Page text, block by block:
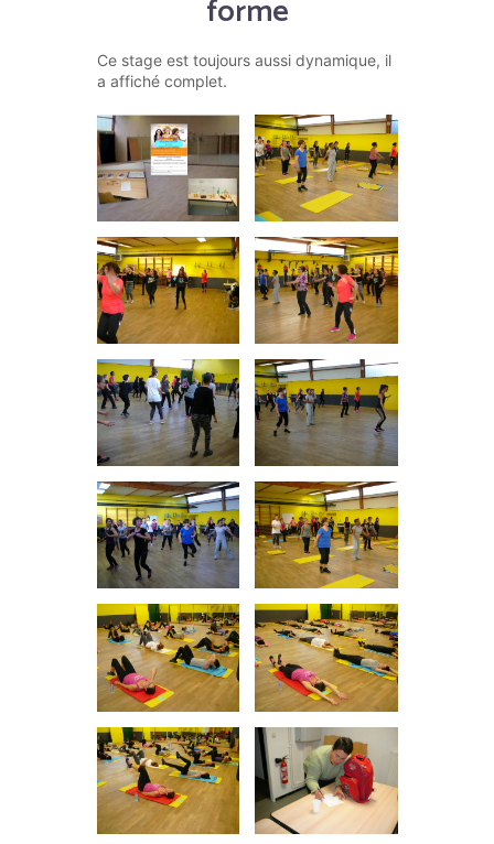
forme
Ce stage est toujours aussi dynamique, il
a affiché complet.